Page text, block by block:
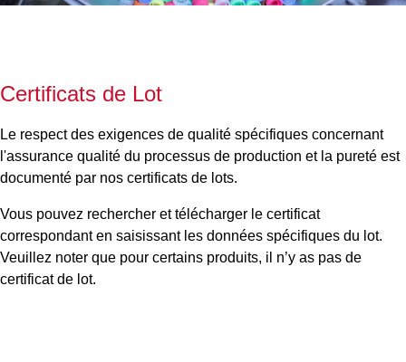
Certificats de Lot
Le respect des exigences de qualité spécifiques concernant
l'assurance qualité du processus de production et la pureté est
documenté par nos certificats de lots.
Vous pouvez rechercher et télécharger le certificat
correspondant en saisissant les données spécifiques du lot.
Veuillez noter que pour certains produits, il n’y as pas de
certificat de lot.